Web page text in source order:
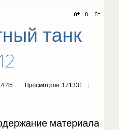
танк
Просмотров: 171331
материала